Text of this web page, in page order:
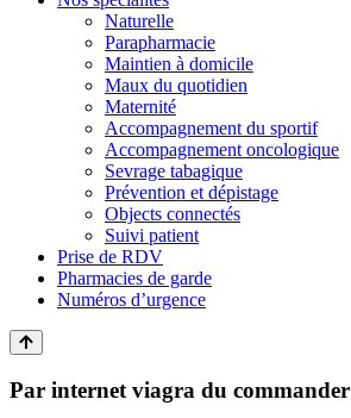
Naturelle
Parapharmacie
Maintien à domicile
Maux du quotidien
Maternité
Accompagnement du sportif
Accompagnement oncologique
Sevrage tabagique
Prévention et dépistage
Objects connectés
Suivi patient
Prise de RDV
Pharmacies de garde
Numéros d’urgence
Par internet viagra du commander